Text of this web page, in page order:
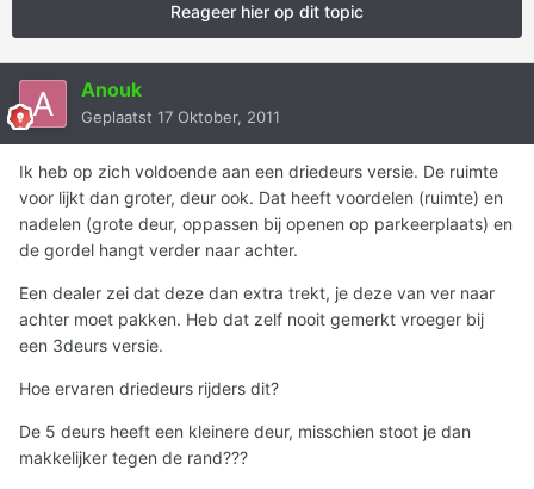
Reageer hier op dit topic
Anouk
Geplaatst 17 Oktober, 2011
Ik heb op zich voldoende aan een driedeurs versie. De ruimte
voor lijkt dan groter, deur ook. Dat heeft voordelen (ruimte) en
nadelen (grote deur, oppassen bij openen op parkeerplaats) en
de gordel hangt verder naar achter.
Een dealer zei dat deze dan extra trekt, je deze van ver naar
achter moet pakken. Heb dat zelf nooit gemerkt vroeger bij
een 3deurs versie.
Hoe ervaren driedeurs rijders dit?
De 5 deurs heeft een kleinere deur, misschien stoot je dan
makkelijker tegen de rand???